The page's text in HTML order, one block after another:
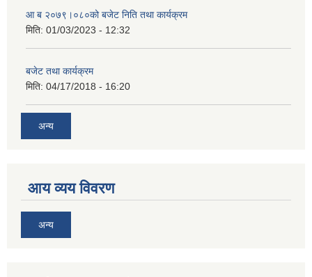
आ ब २०७९।०८०को बजेट निति तथा कार्यक्रम
मिति: 01/03/2023 - 12:32
बजेट तथा कार्यक्रम
मिति: 04/17/2018 - 16:20
अन्य
आय व्यय विवरण
अन्य